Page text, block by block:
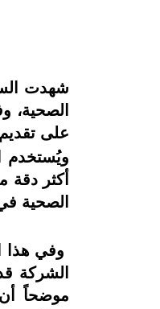
شهدت
الصحية،
على
ويُستخدم
أكثر دقة
الصحية
وفي هذا
الشركة
موضحاً